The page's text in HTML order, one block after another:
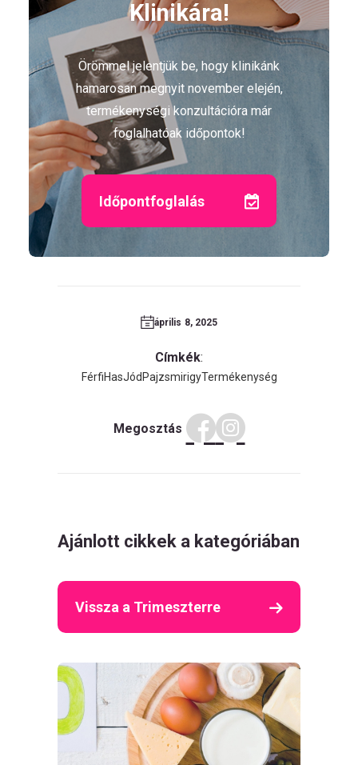
Klinikára!
Örömmel jelentjük be, hogy klinikánk
hamarosan megnyit november elején,
termékenységi konzultációra már
foglalhatóak időpontok!
Időpontfoglalás
április 8, 2025
Címkék:
FérfiHasJód PajzsmirigyTermékenység
Megosztás
Ajánlott cikkek a kategóriában
Vissza a Trimeszterre